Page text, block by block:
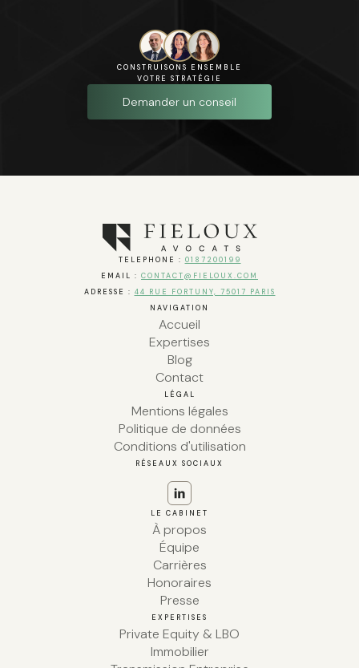
CONSTRUISONS ENSEMBLE
VOTRE STRATÉGIE
Demander un conseil
TELEPHONE : 0187200199
EMAIL : CONTACT@FIELOUX.COM
ADRESSE : 44 RUE FORTUNY, 75017 PARIS
NAVIGATION
Accueil
Expertises
Blog
Contact
LÉGAL
Mentions légales
Politique de données
Conditions d'utilisation
RÉSEAUX SOCIAUX
LE CABINET
À propos
Équipe
Carrières
Honoraires
Presse
EXPERTISES
Private Equity & LBO
Immobilier